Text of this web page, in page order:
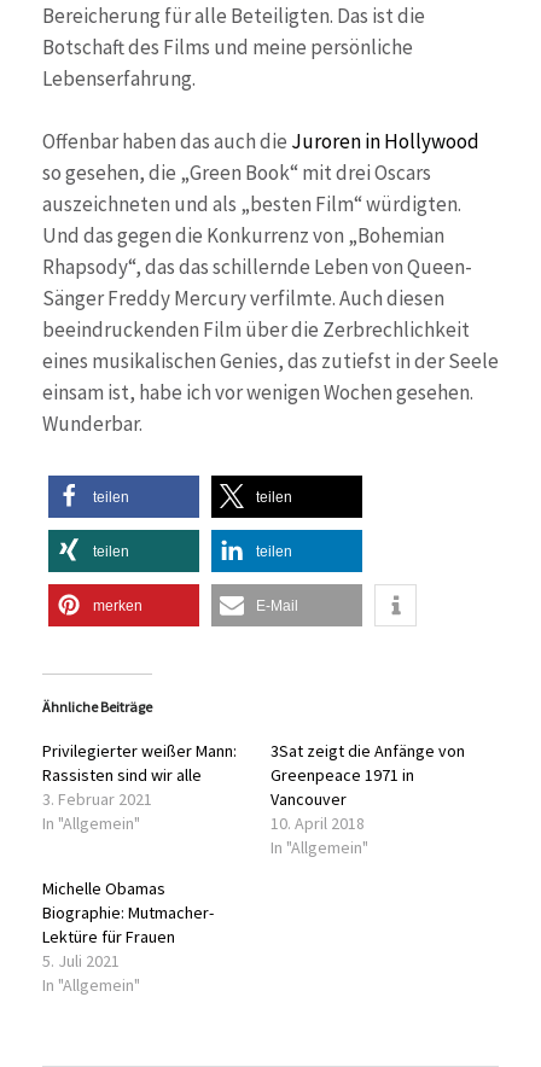
Bereicherung für alle Beteiligten. Das ist die
Botschaft des Films und meine persönliche
Lebenserfahrung.
Offenbar haben das auch die Juroren in Hollywood
so gesehen, die „Green Book“ mit drei Oscars
auszeichneten und als „besten Film“ würdigten.
Und das gegen die Konkurrenz von „Bohemian
Rhapsody“, das das schillernde Leben von Queen-
Sänger Freddy Mercury verfilmte. Auch diesen
beeindruckenden Film über die Zerbrechlichkeit
eines musikalischen Genies, das zutiefst in der Seele
einsam ist, habe ich vor wenigen Wochen gesehen.
Wunderbar.
teilen teilen
teilen teilen
merken E-Mail
Ähnliche Beiträge
Privilegierter weißer Mann:
Rassisten sind wir alle
3. Februar 2021
In "Allgemein"
3Sat zeigt die Anfänge von
Greenpeace 1971 in
Vancouver
10. April 2018
In "Allgemein"
Michelle Obamas
Biographie: Mutmacher-
Lektüre für Frauen
5. Juli 2021
In "Allgemein"